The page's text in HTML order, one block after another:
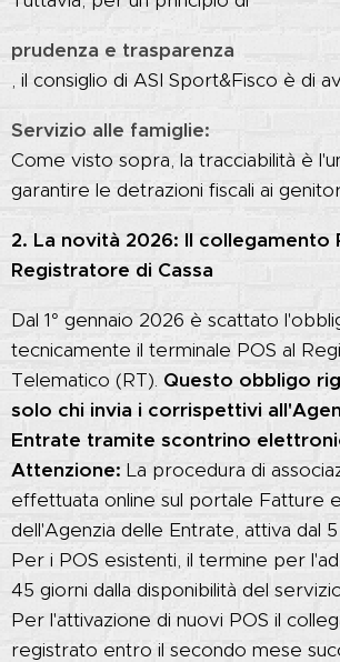
prudenza e trasparenza
, il consiglio di ASI Sport&Fisco è di
Servizio alle famiglie:
Come visto sopra, la tracciabilità è
garantire le detrazioni fiscali ai
2. La novità 2026: Il collegamento
Registratore di Cassa
Dal 1° gennaio 2026 è scattato
tecnicamente il terminale POS al
Telematico (RT). Questo obbligo
solo chi invia i corrispettivi
Entrate tramite scontrino
Attenzione: La procedura di
effettuata online sul portale Fatture
dell'Agenzia delle Entrate, attiva dal
Per i POS esistenti, il termine per
45 giorni dalla disponibilità del
Per l'attivazione di nuovi POS il
registrato entro il secondo mese